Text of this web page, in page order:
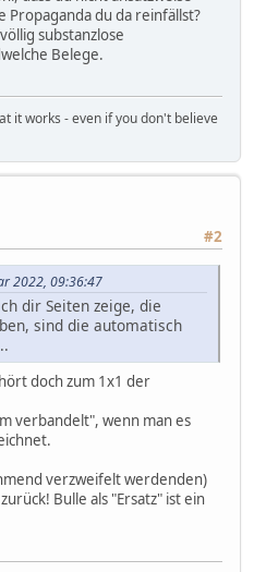
du da reinfällst?
substanzlose
Belege.
it works - even if you don't believe
#2
2022, 09:36:47
dir Seiten zeige, die
sind die automatisch
doch zum 1x1 der
verbandelt", wenn man es
verzweifelt werdenden)
Bulle als "Ersatz" ist ein